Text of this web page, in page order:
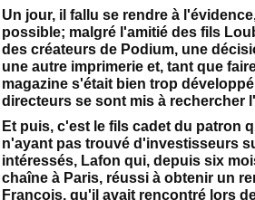
Un jour, il fallu se rendre à
possible; malgré l'amitié des fils
des créateurs de Podium, une
une autre imprimerie et, tant que
magazine s'était bien trop
directeurs se sont mis à rechercher
Et puis, c'est le fils cadet du patron
n'ayant pas trouvé d'investisseurs
intéressés, Lafon qui, depuis six
chaîne à Paris, réussi à obtenir un
François, qu'il avait rencontré lors